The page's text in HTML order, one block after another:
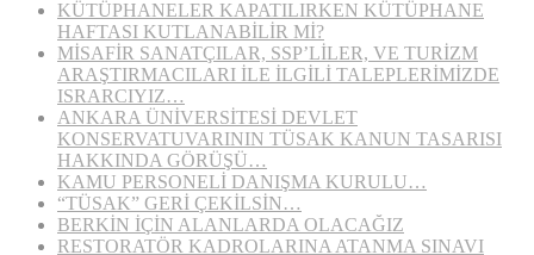
KÜTÜPHANELER KAPATILIRKEN KÜTÜPHANE
HAFTASI KUTLANABİLİR Mİ?
MİSAFİR SANATÇILAR, SSP’LİLER, VE TURİZM
ARAŞTIRMACILARI İLE İLGİLİ TALEPLERİMİZDE
ISRARCIYIZ…
ANKARA ÜNİVERSİTESİ DEVLET
KONSERVATUVARININ TÜSAK KANUN TASARISI
HAKKINDA GÖRÜŞÜ…
KAMU PERSONELİ DANIŞMA KURULU…
“TÜSAK” GERİ ÇEKİLSİN…
BERKİN İÇİN ALANLARDA OLACAĞIZ
RESTORATÖR KADROLARINA ATANMA SINAVI